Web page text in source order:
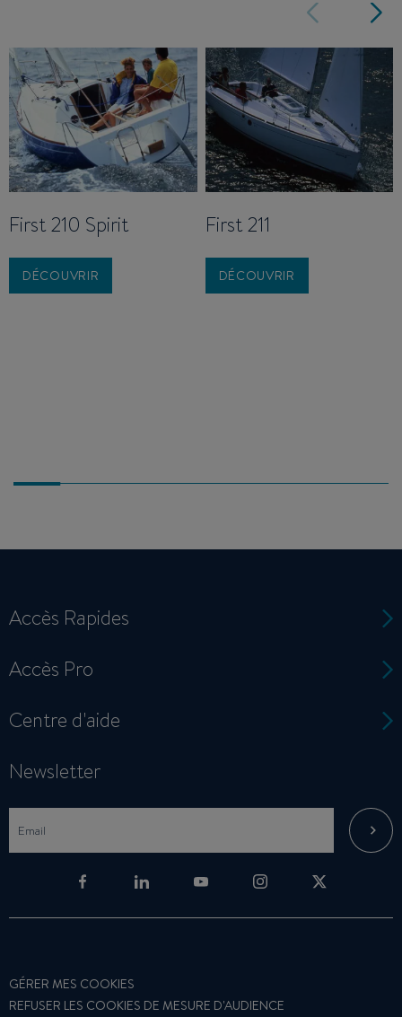
First 210 Spirit
DÉCOUVRIR
First 211
DÉCOUVRIR
Accès Rapides
Accès Pro
Centre d'aide
Newsletter
GÉRER MES COOKIES
REFUSER LES COOKIES DE MESURE D'AUDIENCE